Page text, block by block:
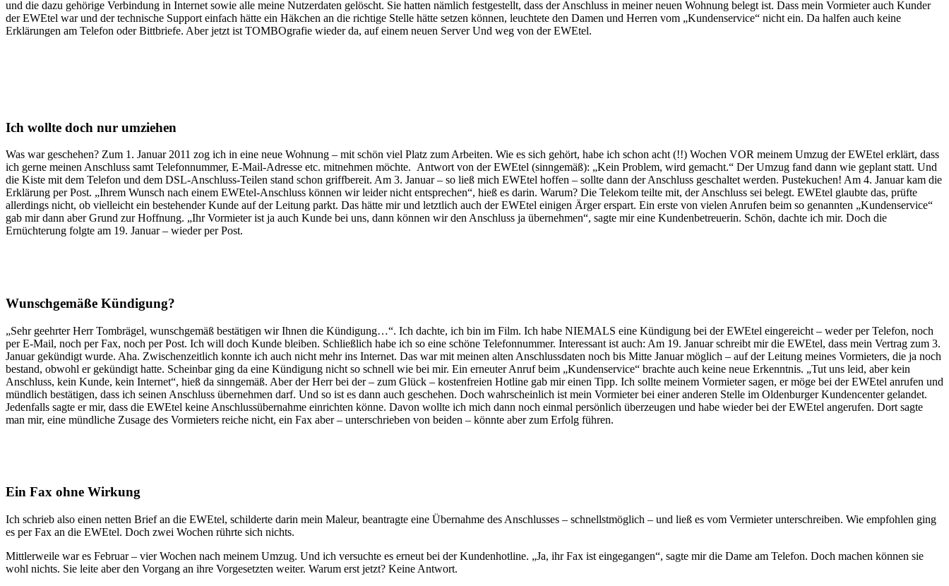
und die dazu gehörige Verbindung in Internet sowie alle meine Nutzerdaten gelöscht. Sie hatten nämlich festgestellt, dass der Anschluss in meiner neuen Wohnung belegt ist. Dass mein Vormieter auch Kunder
der EWEtel war und der technische Support einfach hätte ein Häkchen an die richtige Stelle hätte setzen können, leuchtete den Damen und Herren vom „Kundenservice“ nicht ein. Da halfen auch keine
Erklärungen am Telefon oder Bittbriefe. Aber jetzt ist TOMBOgrafie wieder da, auf einem neuen Server Und weg von der EWEtel.
Ich wollte doch nur umziehen
Was war geschehen? Zum 1. Januar 2011 zog ich in eine neue Wohnung – mit schön viel Platz zum Arbeiten. Wie es sich gehört, habe ich schon acht (!!) Wochen VOR meinem Umzug der EWEtel erklärt, dass
ich gerne meinen Anschluss samt Telefonnummer, E-Mail-Adresse etc. mitnehmen möchte. Antwort von der EWEtel (sinngemäß): „Kein Problem, wird gemacht.“ Der Umzug fand dann wie geplant statt. Und
die Kiste mit dem Telefon und dem DSL-Anschluss-Teilen stand schon griffbereit. Am 3. Januar – so ließ mich EWEtel hoffen – sollte dann der Anschluss geschaltet werden. Pustekuchen! Am 4. Januar kam die
Erklärung per Post. „Ihrem Wunsch nach einem EWEtel-Anschluss können wir leider nicht entsprechen“, hieß es darin. Warum? Die Telekom teilte mit, der Anschluss sei belegt. EWEtel glaubte das, prüfte
allerdings nicht, ob vielleicht ein bestehender Kunde auf der Leitung parkt. Das hätte mir und letztlich auch der EWEtel einigen Ärger erspart. Ein erste von vielen Anrufen beim so genannten „Kundenservice“
gab mir dann aber Grund zur Hoffnung. „Ihr Vormieter ist ja auch Kunde bei uns, dann können wir den Anschluss ja übernehmen“, sagte mir eine Kundenbetreuerin. Schön, dachte ich mir. Doch die
Ernüchterung folgte am 19. Januar – wieder per Post.
Wunschgemäße Kündigung?
„Sehr geehrter Herr Tombrägel, wunschgemäß bestätigen wir Ihnen die Kündigung…“. Ich dachte, ich bin im Film. Ich habe NIEMALS eine Kündigung bei der EWEtel eingereicht – weder per Telefon, noch
per E-Mail, noch per Fax, noch per Post. Ich will doch Kunde bleiben. Schließlich habe ich so eine schöne Telefonnummer. Interessant ist auch: Am 19. Januar schreibt mir die EWEtel, dass mein Vertrag zum 3.
Januar gekündigt wurde. Aha. Zwischenzeitlich konnte ich auch nicht mehr ins Internet. Das war mit meinen alten Anschlussdaten noch bis Mitte Januar möglich – auf der Leitung meines Vormieters, die ja noch
bestand, obwohl er gekündigt hatte. Scheinbar ging da eine Kündigung nicht so schnell wie bei mir. Ein erneuter Anruf beim „Kundenservice“ brachte auch keine neue Erkenntnis. „Tut uns leid, aber kein
Anschluss, kein Kunde, kein Internet“, hieß da sinngemäß. Aber der Herr bei der – zum Glück – kostenfreien Hotline gab mir einen Tipp. Ich sollte meinem Vormieter sagen, er möge bei der EWEtel anrufen und
mündlich bestätigen, dass ich seinen Anschluss übernehmen darf. Und so ist es dann auch geschehen. Doch wahrscheinlich ist mein Vormieter bei einer anderen Stelle im Oldenburger Kundencenter gelandet.
Jedenfalls sagte er mir, dass die EWEtel keine Anschlussübernahme einrichten könne. Davon wollte ich mich dann noch einmal persönlich überzeugen und habe wieder bei der EWEtel angerufen. Dort sagte
man mir, eine mündliche Zusage des Vormieters reiche nicht, ein Fax aber – unterschrieben von beiden – könnte aber zum Erfolg führen.
Ein Fax ohne Wirkung
Ich schrieb also einen netten Brief an die EWEtel, schilderte darin mein Maleur, beantragte eine Übernahme des Anschlusses – schnellstmöglich – und ließ es vom Vermieter unterschreiben. Wie empfohlen ging
es per Fax an die EWEtel. Doch zwei Wochen rührte sich nichts.
Mittlerweile war es Februar – vier Wochen nach meinem Umzug. Und ich versuchte es erneut bei der Kundenhotline. „Ja, ihr Fax ist eingegangen“, sagte mir die Dame am Telefon. Doch machen können sie
wohl nichts. Sie leite aber den Vorgang an ihre Vorgesetzten weiter. Warum erst jetzt? Keine Antwort.